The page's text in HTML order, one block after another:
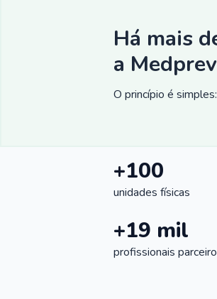
Há mais
a
O princípio é
+100
unidades físicas
+19 mil
profissionais